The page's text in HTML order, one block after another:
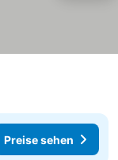
Preise sehen